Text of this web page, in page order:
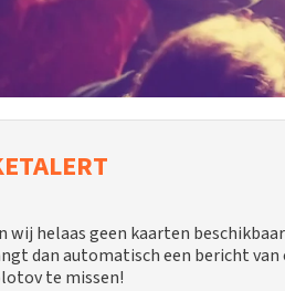
helaas geen kaarten
dan automatisch een bericht
te missen!